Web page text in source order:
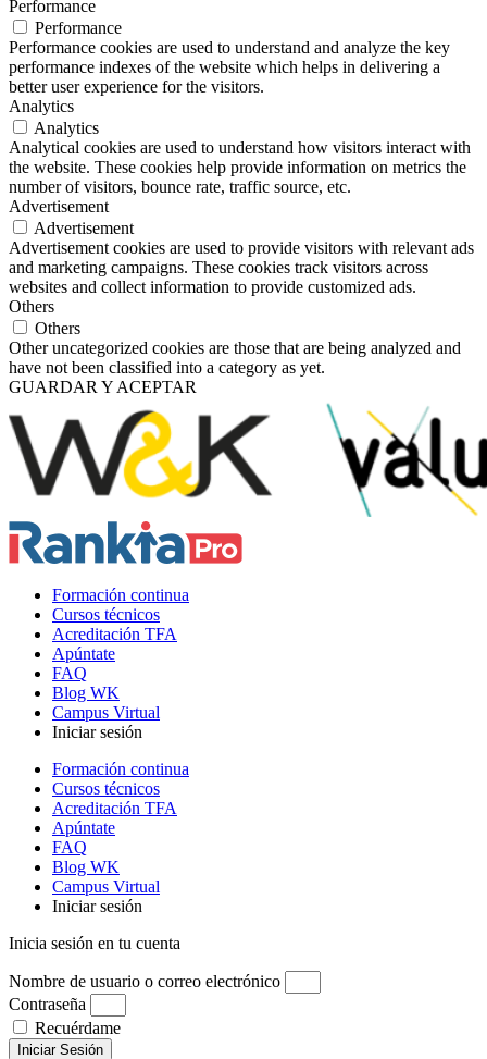
Performance
Performance
Performance cookies are used to understand and analyze the key
performance indexes of the website which helps in delivering a
better user experience for the visitors.
Analytics
Analytics
Analytical cookies are used to understand how visitors interact with
the website. These cookies help provide information on metrics the
number of visitors, bounce rate, traffic source, etc.
Advertisement
Advertisement
Advertisement cookies are used to provide visitors with relevant ads
and marketing campaigns. These cookies track visitors across
websites and collect information to provide customized ads.
Others
Others
Other uncategorized cookies are those that are being analyzed and
have not been classified into a category as yet.
GUARDAR Y ACEPTAR
Formación continua
Cursos técnicos
Acreditación TFA
Apúntate
FAQ
Blog WK
Campus Virtual
Iniciar sesión
Formación continua
Cursos técnicos
Acreditación TFA
Apúntate
FAQ
Blog WK
Campus Virtual
Iniciar sesión
Inicia sesión en tu cuenta
Nombre de usuario o correo electrónico
Contraseña
Recuérdame
Iniciar Sesión